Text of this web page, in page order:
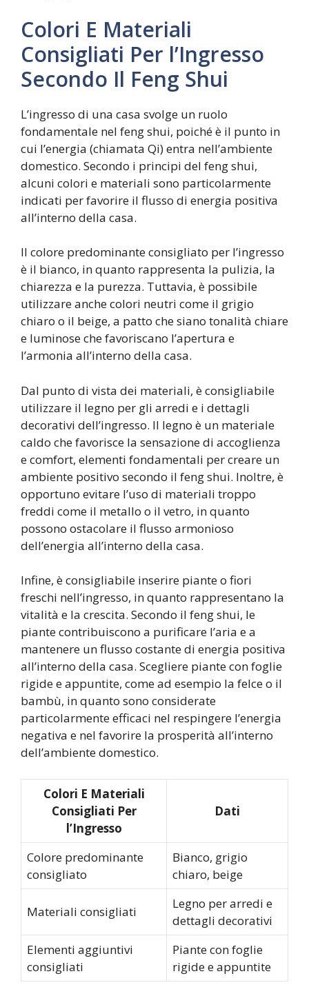
Colori E Materiali
Consigliati Per l’Ingresso
Secondo Il Feng Shui
L’ingresso di una casa svolge un ruolo
fondamentale nel feng shui, poiché è il punto in
cui l’energia (chiamata Qi) entra nell’ambiente
domestico. Secondo i principi del feng shui,
alcuni colori e materiali sono particolarmente
indicati per favorire il flusso di energia positiva
all’interno della casa.
Il colore predominante consigliato per l’ingresso
è il bianco, in quanto rappresenta la pulizia, la
chiarezza e la purezza. Tuttavia, è possibile
utilizzare anche colori neutri come il grigio
chiaro o il beige, a patto che siano tonalità chiare
e luminose che favoriscano l’apertura e
l’armonia all’interno della casa.
Dal punto di vista dei materiali, è consigliabile
utilizzare il legno per gli arredi e i dettagli
decorativi dell’ingresso. Il legno è un materiale
caldo che favorisce la sensazione di accoglienza
e comfort, elementi fondamentali per creare un
ambiente positivo secondo il feng shui. Inoltre, è
opportuno evitare l’uso di materiali troppo
freddi come il metallo o il vetro, in quanto
possono ostacolare il flusso armonioso
dell’energia all’interno della casa.
Infine, è consigliabile inserire piante o fiori
freschi nell’ingresso, in quanto rappresentano la
vitalità e la crescita. Secondo il feng shui, le
piante contribuiscono a purificare l’aria e a
mantenere un flusso costante di energia positiva
all’interno della casa. Scegliere piante con foglie
rigide e appuntite, come ad esempio la felce o il
bambù, in quanto sono considerate
particolarmente efficaci nel respingere l’energia
negativa e nel favorire la prosperità all’interno
dell’ambiente domestico.
Colori E Materiali
Consigliati Per
l’Ingresso
Dati
Colore predominante
consigliato
Bianco, grigio
chiaro, beige
Materiali consigliati
Legno per arredi e
dettagli decorativi
Elementi aggiuntivi
consigliati
Piante con foglie
rigide e appuntite